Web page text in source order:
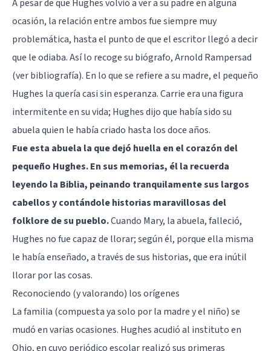
A pesar de que Hughes volvió a ver a su padre en alguna
ocasión, la relación entre ambos fue siempre muy
problemática, hasta el punto de que el escritor llegó a decir
que le odiaba. Así lo recoge su biógrafo, Arnold Rampersad
(ver bibliografía). En lo que se refiere a su madre, el pequeño
Hughes la quería casi sin esperanza. Carrie era una figura
intermitente en su vida; Hughes dijo que había sido su
abuela quien le había criado hasta los doce años.
Fue esta abuela la que dejó huella en el corazón del
pequeño Hughes. En sus memorias, él la recuerda
leyendo la Biblia, peinando tranquilamente sus largos
cabellos y contándole historias maravillosas del
folklore de su pueblo.Cuando Mary, la abuela, falleció,
Hughes no fue capaz de llorar; según él, porque ella misma
le había enseñado, a través de sus historias, que era inútil
llorar por las cosas.
Reconociendo (y valorando) los orígenes
La familia (compuesta ya solo por la madre y el niño) se
mudó en varias ocasiones. Hughes acudió al instituto en
Ohio, en cuyo periódico escolar realizó sus primeras